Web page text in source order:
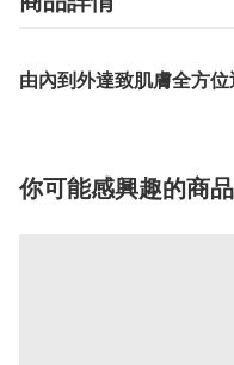
由內到外達致肌膚全方位
你可能感興趣的商品